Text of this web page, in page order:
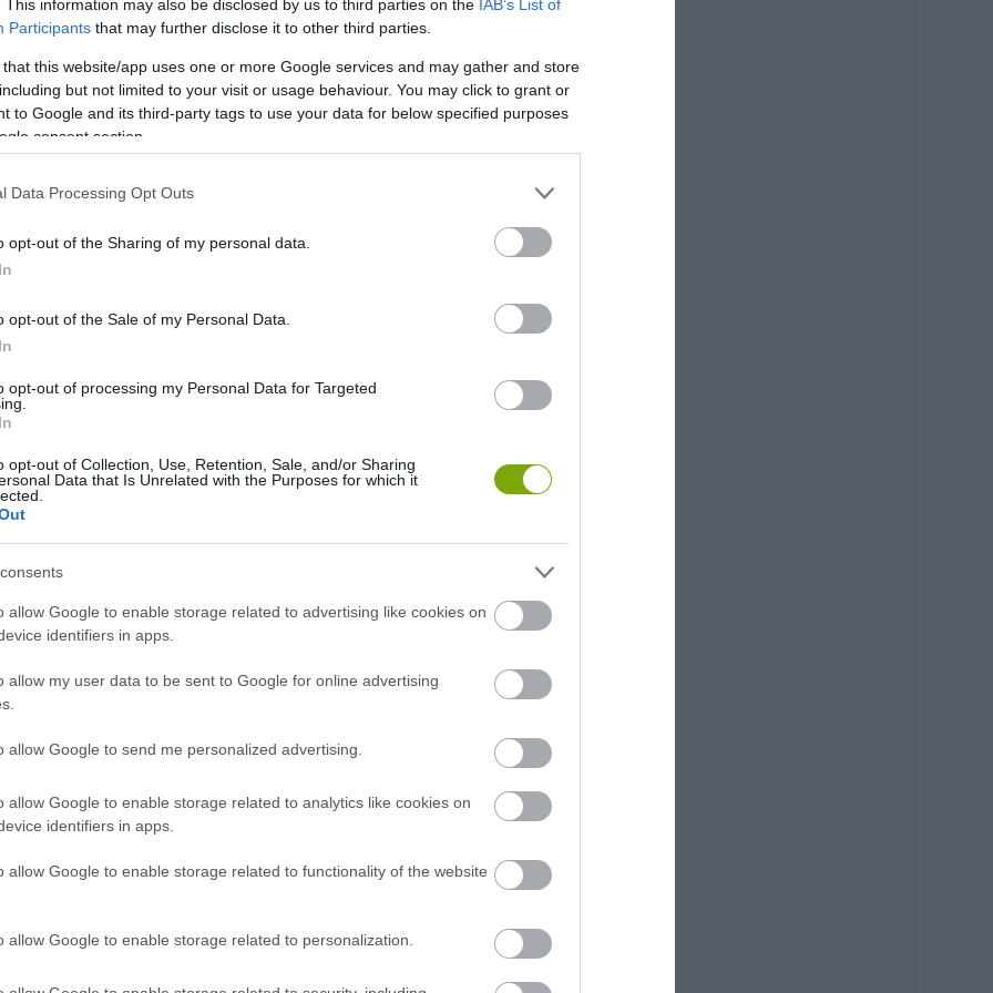
This information may also be disclosed by us to third parties on the IAB’s List of
Participants that may further disclose it to other third parties.
that this website/app uses one or more Google services and may gather and store
but not limited to your visit or usage behaviour. You may click to grant or
to Google and its third-party tags to use your data for below specified purposes
consent section.
Data Processing Opt Outs
opt-out of the Sharing of my personal data.
opt-out of the Sale of my Personal Data.
opt-out of processing my Personal Data for Targeted
opt-out of Collection, Use, Retention, Sale, and/or Sharing
Data that Is Unrelated with the Purposes for which it
allow Google to enable storage related to advertising like cookies on
identifiers in apps.
allow my user data to be sent to Google for online advertising
allow Google to send me personalized advertising.
allow Google to enable storage related to analytics like cookies on
identifiers in apps.
allow Google to enable storage related to functionality of the website
allow Google to enable storage related to personalization.
látható, ahogy a gazdák egész egyszerűen kinyitják a
felé. A madarak ösztönösen keresik a számukra
lárvákat. Ezek a kártevők komoly pusztítást
tartani őket. A kacsák azonban természetes módon
táplálékukat is biztosítják.
keresztül szabadon mozoghatnak a rizsföldeken. Ez
a talaj szerkezetét is javítja, hiszen a kacsák mozgása
biztosít.
jó
látható állatokat biztosította, úgy fogalmazott: „Ez az
jelentős összeget spórolhatnak, hiszen kevesebb